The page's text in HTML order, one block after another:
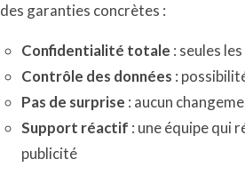
des garanties concrètes :
Confidentialité totale : seules
Contrôle des données :
Pas de surprise : aucun
Support réactif : une équipe qui
publicité